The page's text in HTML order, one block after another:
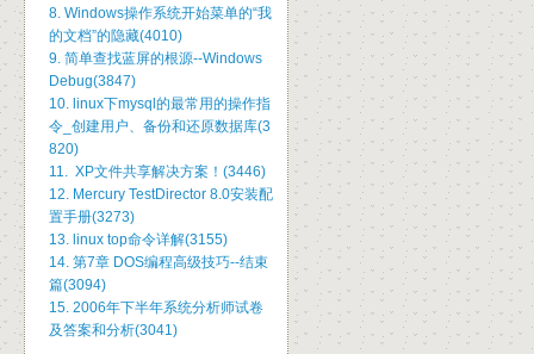
8. Windows操作系统开始菜单的“我
的文档”的隐藏(4010)
9. 简单查找蓝屏的根源--Windows
Debug(3847)
10. linux下mysql的最常用的操作指
令_创建用户、备份和还原数据库(3
820)
11. XP文件共享解决方案！(3446)
12. Mercury TestDirector 8.0安装配
置手册(3273)
13. linux top命令详解(3155)
14. 第7章 DOS编程高级技巧--结束
篇(3094)
15. 2006年下半年系统分析师试卷
及答案和分析(3041)